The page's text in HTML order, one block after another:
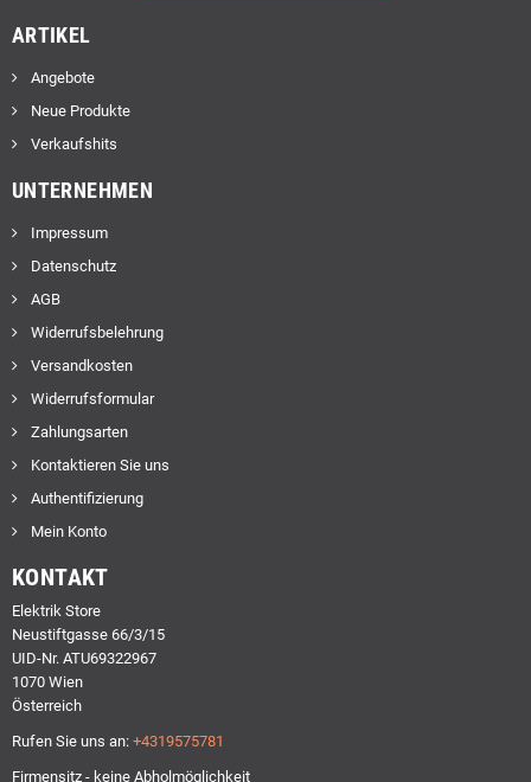
ARTIKEL
Angebote
Neue Produkte
Verkaufshits
UNTERNEHMEN
Impressum
Datenschutz
AGB
Widerrufsbelehrung
Versandkosten
Widerrufsformular
Zahlungsarten
Kontaktieren Sie uns
Authentifizierung
Mein Konto
KONTAKT
Elektrik Store
Neustiftgasse 66/3/15
UID-Nr. ATU69322967
1070 Wien
Österreich
Rufen Sie uns an: +4319575781
Firmensitz - keine Abholmöglichkeit